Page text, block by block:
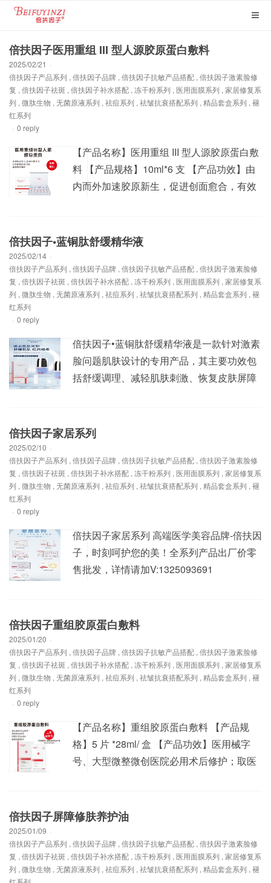
倍扶因子医用重组 III 型人源胶原蛋白敷料
2025/02/21 ·
倍扶因子产品系列 , 倍扶因子品牌 , 倍扶因子抗敏产品搭配 , 倍扶因子激素脸修
复 , 倍扶因子祛斑 , 倍扶因子补水搭配 , 冻干粉系列 , 医用面膜系列 , 家居修复系
列 , 微肽生物 , 无菌原液系列 , 祛痘系列 , 祛皱抗衰搭配系列 , 精品套盒系列 , 褪
红系列
· 0 reply
【产品名称】医用重组 III 型人源胶原蛋白敷
料 【产品规格】10ml*6 支 【产品功效】由
内而外加速胶原新生，促进创面愈合，有效
人体浅表性创面，度或浅山度的烧烫伤创面 ,
理 , 为创面愈合提供微环境。 高端医学...
倍扶因子•蓝铜肽舒缓精华液
2025/02/14 ·
倍扶因子产品系列 , 倍扶因子品牌 , 倍扶因子抗敏产品搭配 , 倍扶因子激素脸修
复 , 倍扶因子祛斑 , 倍扶因子补水搭配 , 冻干粉系列 , 医用面膜系列 , 家居修复系
列 , 微肽生物 , 无菌原液系列 , 祛痘系列 , 祛皱抗衰搭配系列 , 精品套盒系列 , 褪
红系列
· 0 reply
倍扶因子•蓝铜肽舒缓精华液是一款针对激素
脸问题肌肤设计的专用产品，其主要功效包
括舒缓调理、减轻肌肤刺激、恢复皮肤屏障
肽：作为精华液的主要成分，蓝铜肽具有显
原蛋白和弹力蛋白的合成，有助于紧实肌肤
和减少细纹...
倍扶因子家居系列
2025/02/10 ·
倍扶因子产品系列 , 倍扶因子品牌 , 倍扶因子抗敏产品搭配 , 倍扶因子激素脸修
复 , 倍扶因子祛斑 , 倍扶因子补水搭配 , 冻干粉系列 , 医用面膜系列 , 家居修复系
列 , 微肽生物 , 无菌原液系列 , 祛痘系列 , 祛皱抗衰搭配系列 , 精品套盒系列 , 褪
红系列
· 0 reply
倍扶因子家居系列 高端医学美容品牌-倍扶因
子，时刻呵护您的美！全系列产品出厂价零
售批发，详情请加V:1325093691
倍扶因子重组胶原蛋白敷料
2025/01/20 ·
倍扶因子产品系列 , 倍扶因子品牌 , 倍扶因子抗敏产品搭配 , 倍扶因子激素脸修
复 , 倍扶因子祛斑 , 倍扶因子补水搭配 , 冻干粉系列 , 医用面膜系列 , 家居修复系
列 , 微肽生物 , 无菌原液系列 , 祛痘系列 , 祛皱抗衰搭配系列 , 精品套盒系列 , 褪
红系列
· 0 reply
【产品名称】重组胶原蛋白敷料 【产品规
格】5 片 *28ml/ 盒 【产品功效】医用械字
号、大型微整微创医院必用术后修护；取医
使用 2-3 次，四周为一疗程， 或遵医嘱。用
后、激光美容术后、祛印、祛色素沉着术
后、 日晒后皮炎...
倍扶因子屏障修肤养护油
2025/01/09 ·
倍扶因子产品系列 , 倍扶因子品牌 , 倍扶因子抗敏产品搭配 , 倍扶因子激素脸修
复 , 倍扶因子祛斑 , 倍扶因子补水搭配 , 冻干粉系列 , 医用面膜系列 , 家居修复系
列 , 微肽生物 , 无菌原液系列 , 祛痘系列 , 祛皱抗衰搭配系列 , 精品套盒系列 , 褪